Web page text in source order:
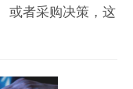
或者采购决策，这